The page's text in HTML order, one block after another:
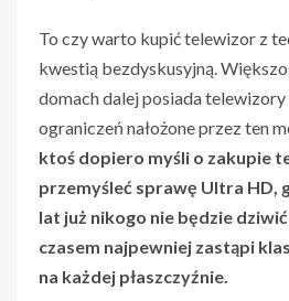
To czy warto kupić telewizor z
kwestią bezdyskusyjną.
domach dalej posiada
ograniczeń nałożone przez ten
ktoś dopiero myśli o zakupie
przemyśleć sprawę Ultra HD,
lat już nikogo nie będzie
czasem najpewniej zastąpi
na każdej płaszczyźnie.